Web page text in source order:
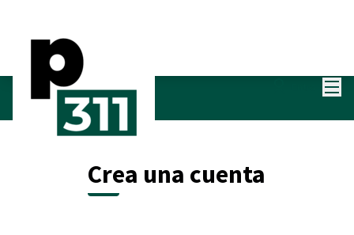
Crea una cuenta